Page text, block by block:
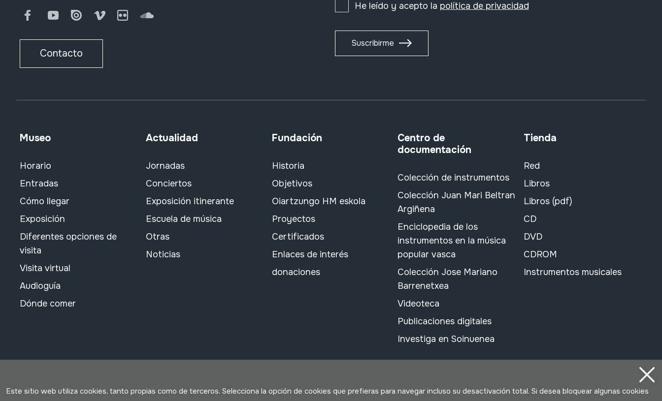
FacebookYoutubeIssuu Vimeo FlickrSoundCloud
Contacto
He leído y acepto la política de privacidad
Suscribirme
Museo
Horario
Entradas
Cómo llegar
Exposición
Diferentes opciones de
visita
Visita virtual
Audioguía
Dónde comer
Actualidad
Jornadas
Conciertos
Exposición itinerante
Escuela de música
Otras
Noticias
Fundación
Historia
Objetivos
Oiartzungo HM eskola
Proyectos
Certificados
Enlaces de interés
donaciones
Centro de
documentación
Colección de instrumentos
Colección Juan Mari Beltran
Argiñena
Enciclopedia de los
instrumentos en la música
popular vasca
Colección Jose Mariano
Barrenetxea
Videoteca
Publicaciones digitales
Investiga en Soinuenea
Tienda
Red
Libros
Libros (pdf)
CD
DVD
CDROM
Instrumentos musicales
Este sitio web utiliza cookies, tanto propias como de terceros. Selecciona la opción de cookies que prefieras para navegar incluso su desactivación total. Si desea bloquear algunas cookies